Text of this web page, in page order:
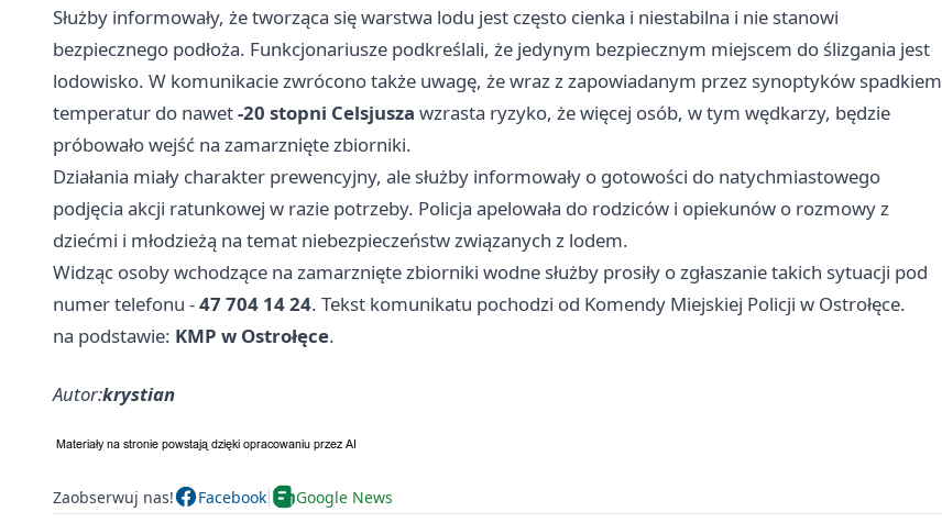
Służby informowały, że tworząca się warstwa lodu jest często cienka i niestabilna i nie stanowi
bezpiecznego podłoża. Funkcjonariusze podkreślali, że jedynym bezpiecznym miejscem do ślizgania jest
lodowisko. W komunikacie zwrócono także uwagę, że wraz z zapowiadanym przez synoptyków spadkiem
temperatur do nawet-20 stopni Celsjusza wzrasta ryzyko, że więcej osób, w tym wędkarzy, będzie
próbowało wejść na zamarznięte zbiorniki.
Działania miały charakter prewencyjny, ale służby informowały o gotowości do natychmiastowego
podjęcia akcji ratunkowej w razie potrzeby. Policja apelowała do rodziców i opiekunów o rozmowy z
dziećmi i młodzieżą na temat niebezpieczeństw związanych z lodem.
Widząc osoby wchodzące na zamarznięte zbiorniki wodne służby prosiły o zgłaszanie takich sytuacji pod
numer telefonu -47 704 14 24. Tekst komunikatu pochodzi od Komendy Miejskiej Policji w Ostrołęce.
na podstawie: KMP w Ostrołęce.
Autor:krystian
Zaobserwuj nas! Facebook Google News